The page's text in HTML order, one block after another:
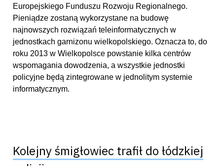
Europejskiego Funduszu Rozwoju Regionalnego.
Pieniądze zostaną wykorzystane na budowę
najnowszych rozwiązań teleinformatycznych w
jednostkach garnizonu wielkopolskiego. Oznacza to, do
roku 2013 w Wielkopolsce powstanie kilka centrów
wspomagania dowodzenia, a wszystkie jednostki
policyjne będą zintegrowane w jednolitym systemie
informatycznym.
Kolejny śmigłowiec trafił do łódzkiej